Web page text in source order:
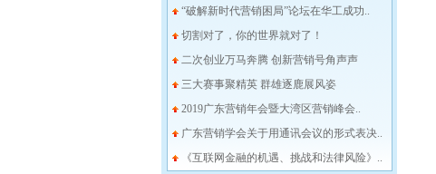
“破解新时代营销困局”论坛在华工成功..
切割对了，你的世界就对了！
二次创业万马奔腾 创新营销号角声声
三大赛事聚精英 群雄逐鹿展风姿
2019广东营销年会暨大湾区营销峰会..
广东营销学会关于用通讯会议的形式表决..
《互联网金融的机遇、挑战和法律风险》..